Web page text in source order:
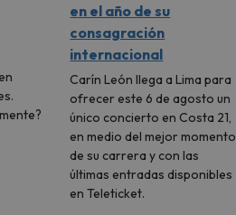
en el año de su
consagración
internacional
Carín León llega a Lima para
ofrecer este 6 de agosto un
único concierto en Costa 21,
en medio del mejor momento
de su carrera y con las
últimas entradas disponibles
en Teleticket.